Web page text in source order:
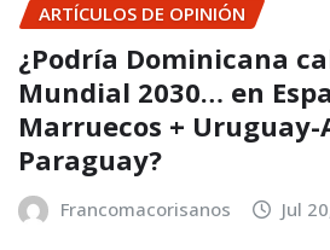
ARTÍCULOS DE OPINIÓN
¿Podría Dominicana
Mundial 2030… en
Marruecos +
Paraguay?
Francomacorisanos Jul